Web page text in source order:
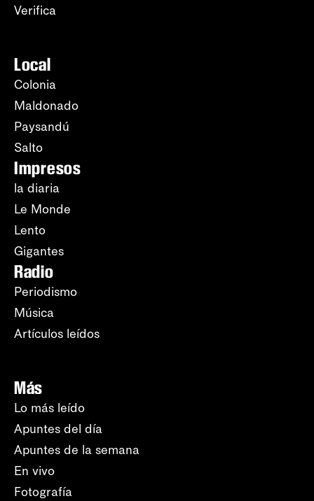
Verifica
Local
Colonia
Maldonado
Paysandú
Salto
Impresos
la diaria
Le Monde
Lento
Gigantes
Radio
Periodismo
Música
Artículos leídos
Más
Lo más leído
Apuntes del día
Apuntes de la semana
En vivo
Fotografía